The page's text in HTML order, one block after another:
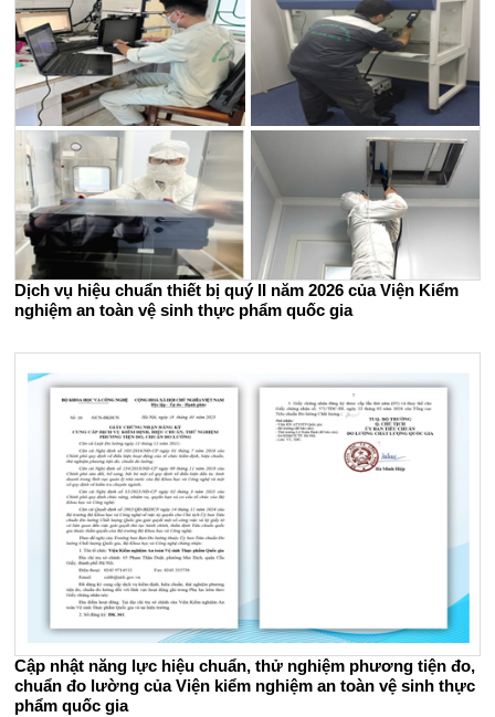
Dịch vụ hiệu chuẩn thiết bị quý II năm 2026 của Viện Kiểm
nghiệm an toàn vệ sinh thực phẩm quốc gia
Cập nhật năng lực hiệu chuẩn, thử nghiệm phương tiện đo,
chuẩn đo lường của Viện kiểm nghiệm an toàn vệ sinh thực
phẩm quốc gia